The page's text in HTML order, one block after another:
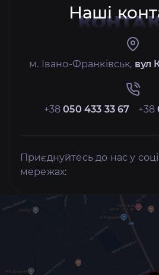
Наші
м. Івано-Франківськ, вул
+38050 433 33 67 +38
Приєднуйтесь до нас у
мережах: